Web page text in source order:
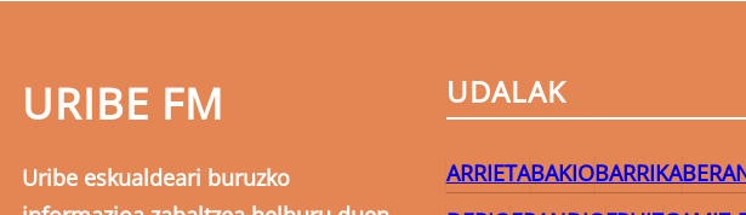
URIBE FM
Uribe eskualdeari buruzko
UDALAK
ARRIETABAKIOBARRIKA